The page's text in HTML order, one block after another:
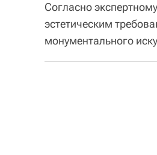
Согласно
эстетическим
монументального